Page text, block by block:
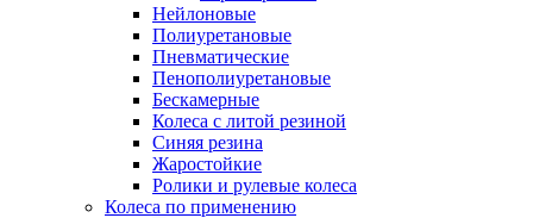
Нейлоновые
Полиуретановые
Пневматические
Пенополиуретановые
Бескамерные
Колеса с литой резиной
Синяя резина
Жаростойкие
Ролики и рулевые колеса
Колеса по применению